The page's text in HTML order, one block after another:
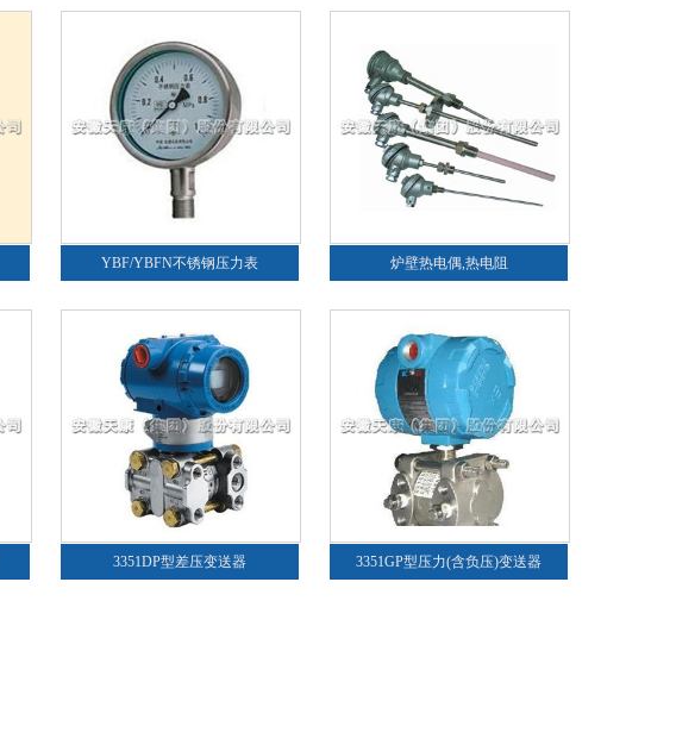
YBF/YBFN不锈钢压力表 炉壁热电偶,热电阻
3351DP型差压变送器 3351GP型压力(含负压)变送器